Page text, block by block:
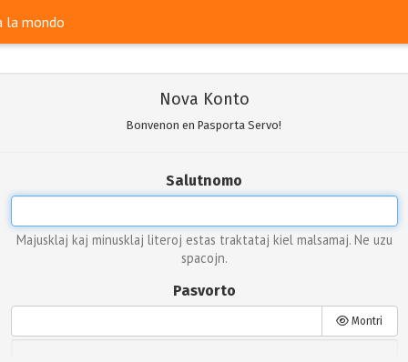
la mondo
Nova Konto
Bonvenon en Pasporta Servo!
Salutnomo
Majusklaj kaj minusklaj literoj estas traktataj kiel malsamaj. Ne uzu
spacojn.
Pasvorto
Montri